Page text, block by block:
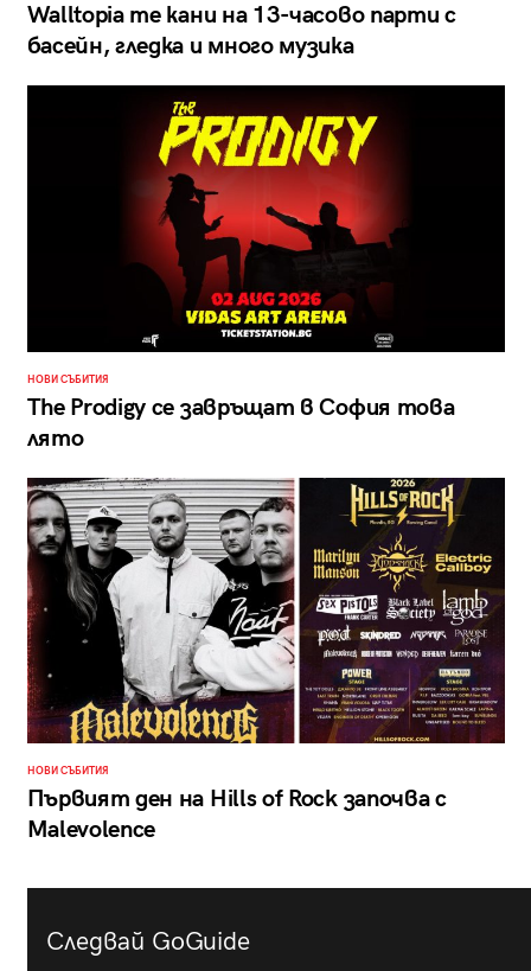
Walltopia те кани на 13-часово парти с
басейн, гледка и много музика
НОВИ СЪБИТИЯ
The Prodigy се завръщат в София това
лято
НОВИ СЪБИТИЯ
Първият ден на Hills of Rock започва с
Malevolence
Следвай GoGuide